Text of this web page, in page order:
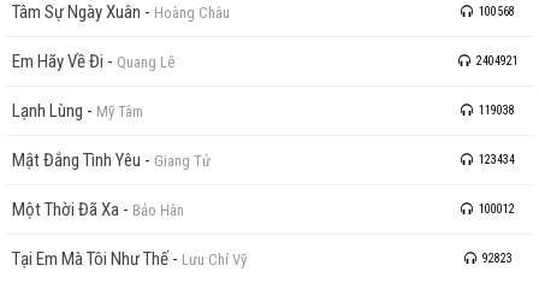
Tâm Sự Ngày Xuân - Hoàng Châu 100568
Em Hãy Về Đi - Quang Lê 2404921
Lạnh Lùng - Mỹ Tâm 119038
Mật Đắng Tình Yêu - Giang Tử 123434
Một Thời Đã Xa - Bảo Hân 100012
Tại Em Mà Tôi Như Thế- Lưu Chí Vỹ 92823